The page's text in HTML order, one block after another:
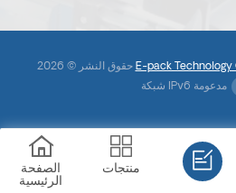
حقوق النشر © 2026 E-pack Technology
شبكة IPv6 مدعومة
الصفحة
الرئيسية
منتجات